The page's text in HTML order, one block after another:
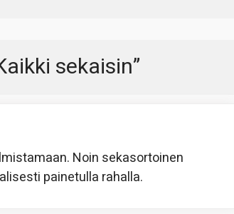
sekaisin”
Noin sekasortoinen
painetulla rahalla.